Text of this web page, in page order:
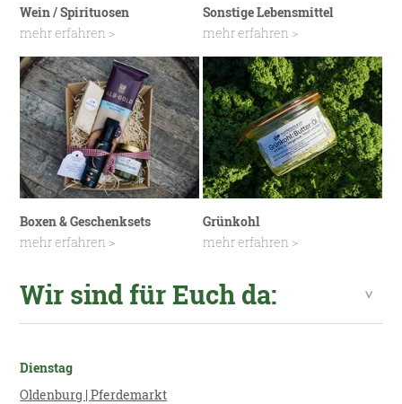
Wein / Spirituosen
mehr erfahren >
Sonstige Lebensmittel
mehr erfahren >
Boxen & Geschenksets
mehr erfahren >
Grünkohl
mehr erfahren >
Wir sind für Euch da:
Dienstag
Oldenburg | Pferdemarkt